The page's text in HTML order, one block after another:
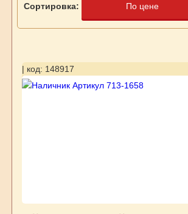
Сортировка: По цене
| код: 148917